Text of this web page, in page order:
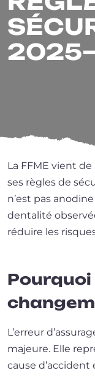
La FFME vient
ses règles de
n’est pas
den­ta­li­té
réduire les
Pourquoi
L’erreur
majeure. Elle
cause d’ac­ci­dent